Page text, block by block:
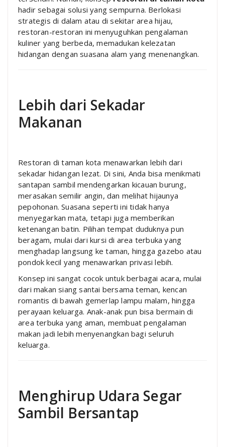
hadir sebagai solusi yang sempurna. Berlokasi
strategis di dalam atau di sekitar area hijau,
restoran-restoran ini menyuguhkan pengalaman
kuliner yang berbeda, memadukan kelezatan
hidangan dengan suasana alam yang menenangkan.
Lebih dari Sekadar
Makanan
Restoran di taman kota menawarkan lebih dari
sekadar hidangan lezat. Di sini, Anda bisa menikmati
santapan sambil mendengarkan kicauan burung,
merasakan semilir angin, dan melihat hijaunya
pepohonan. Suasana seperti ini tidak hanya
menyegarkan mata, tetapi juga memberikan
ketenangan batin. Pilihan tempat duduknya pun
beragam, mulai dari kursi di area terbuka yang
menghadap langsung ke taman, hingga gazebo atau
pondok kecil yang menawarkan privasi lebih.
Konsep ini sangat cocok untuk berbagai acara, mulai
dari makan siang santai bersama teman, kencan
romantis di bawah gemerlap lampu malam, hingga
perayaan keluarga. Anak-anak pun bisa bermain di
area terbuka yang aman, membuat pengalaman
makan jadi lebih menyenangkan bagi seluruh
keluarga.
Menghirup Udara Segar
Sambil Bersantap